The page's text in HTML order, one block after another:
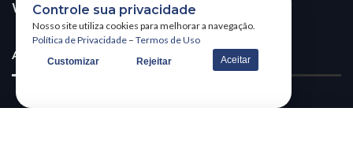
Walter Santos
ASSINE A NOSSA NEWSLETTER!
Controle sua privacidade
Nosso site utiliza cookies para melhorar a navegação.
Política de Privacidade – Termos de Uso
Customizar Rejeitar Aceitar